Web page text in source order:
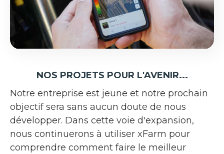
NOS PROJETS POUR L'AVENIR...
Notre entreprise est jeune et notre prochain
objectif sera sans aucun doute de nous
développer. Dans cette voie d'expansion,
nous continuerons à utiliser xFarm pour
comprendre comment faire le meilleur